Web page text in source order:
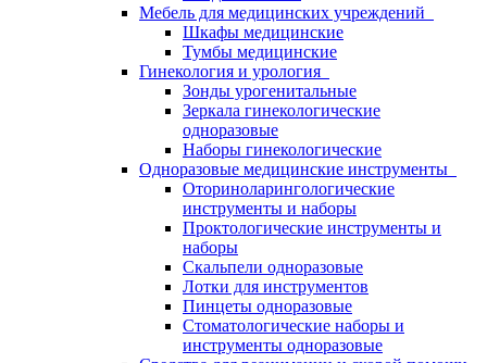
Мебель для медицинских учреждений
Шкафы медицинские
Тумбы медицинские
Гинекология и урология
Зонды урогенитальные
Зеркала гинекологические
одноразовые
Наборы гинекологические
Одноразовые медицинские инструменты
Оториноларингологические
инструменты и наборы
Проктологические инструменты и
наборы
Скальпели одноразовые
Лотки для инструментов
Пинцеты одноразовые
Стоматологические наборы и
инструменты одноразовые